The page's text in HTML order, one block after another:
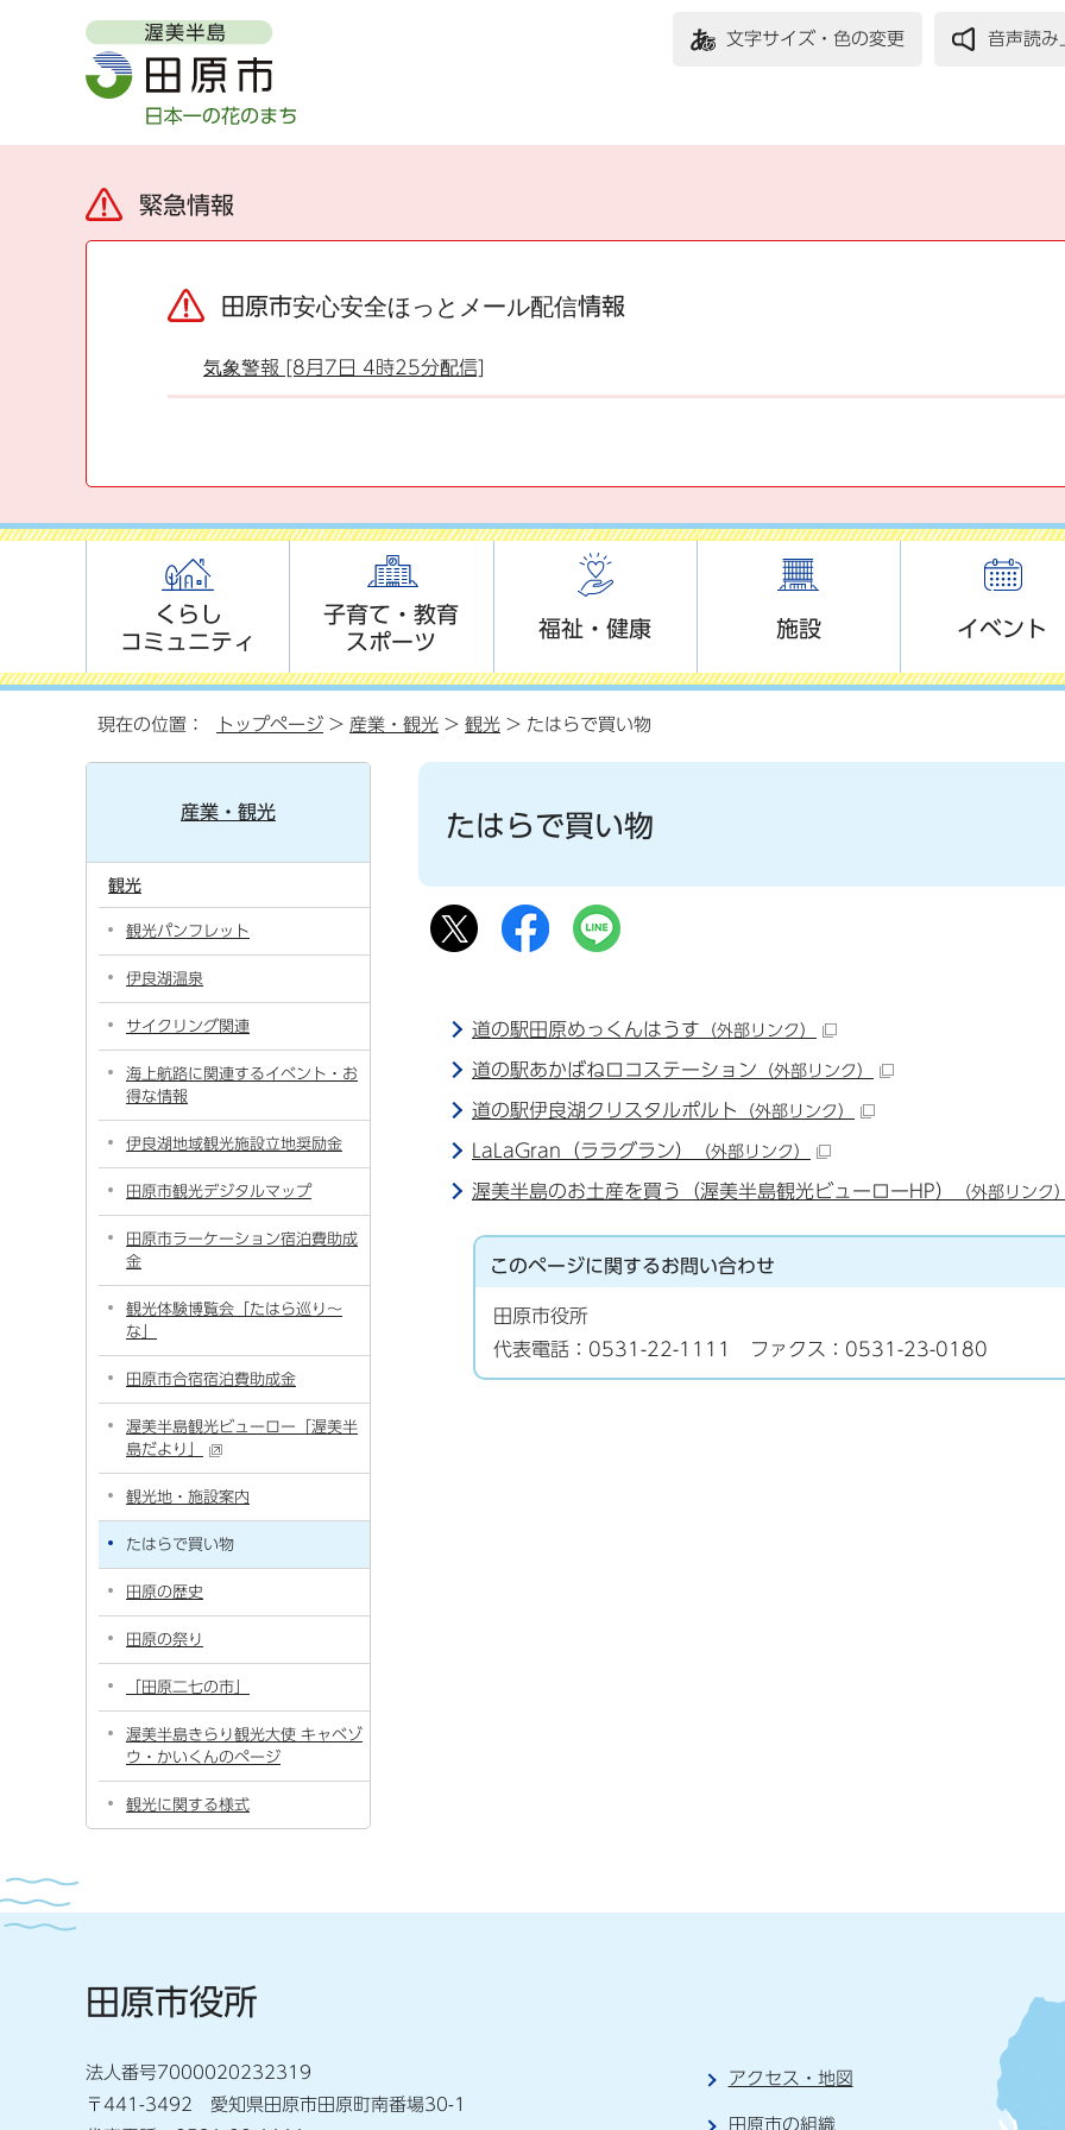
文字サイズ・色の変更 音声読み
緊急情報
田原市安心安全ほっとメール配信情報
気象警報 [8月7日 4時25分配信]
くらし
コミュニティ
子育て・教育
スポーツ
福祉・健康 施設 イベント
現在の位置： トップページ > 産業・観光 > 観光 > たはらで買い物
たはらで買い物
道の駅田原めっくんはうす （外部リンク）
道の駅あかばねロコステーション （外部リンク）
道の駅伊良湖クリスタルポルト （外部リンク）
LaLaGran（ララグラン） （外部リンク）
渥美半島のお土産を買う（渥美半島観光ビューローHP） （外部リンク
このページに関するお問い合わせ
田原市役所
代表電話：0531-22-1111 ファクス：0531-23-0180
産業・観光
観光
観光パンフレット
伊良湖温泉
サイクリング関連
海上航路に関連するイベント・お
得な情報
伊良湖地域観光施設立地奨励金
田原市観光デジタルマップ
田原市ラーケーション宿泊費助成
金
観光体験博覧会「たはら巡り～
な」
田原市合宿宿泊費助成金
渥美半島観光ビューロー「渥美半
島だより」
観光地・施設案内
たはらで買い物
田原の歴史
田原の祭り
「田原二七の市」
渥美半島きらり観光大使 キャベゾ
ウ・かいくんのページ
観光に関する様式
田原市役所
法人番号7000020232319
〒441-3492 愛知県田原市田原町南番場30-1
アクセス・地図
田原市の組織